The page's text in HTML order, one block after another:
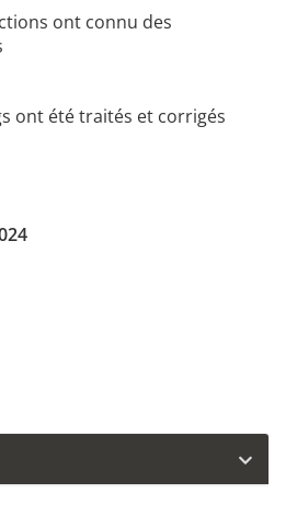
ont connu des
ont été traités et corrigés